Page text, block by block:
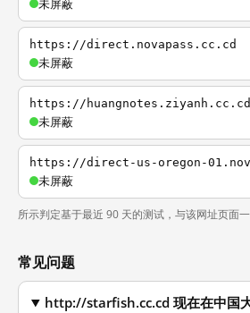
未屏蔽
https://direct.novapass.cc.cd
未屏蔽
https://huangnotes.ziyanh.cc.cd
未屏蔽
https://direct-us-oregon-
未屏蔽
所示判定基于最近 90 天的测试，与该网址页面一
常见问题
http://starfish.cc.cd 现在在中国